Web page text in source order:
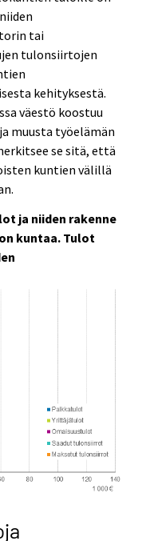
tai
tulonsiirtojen
kehityksestä.
väestö koostuu
muusta työelämän
se sitä, että
kuntien välillä
ja niiden rakenne
kuntaa. Tulot